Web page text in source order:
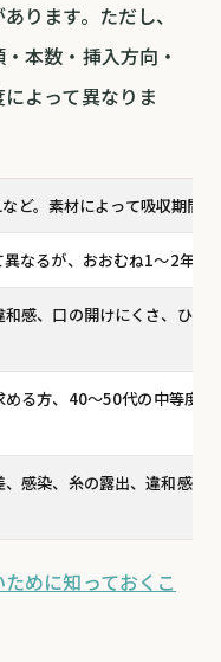
ります。ただし、
本数・挿入方向・
よって異なりま
ど。素材によって吸収期間
なるが、おおむね1〜2年程
和感、口の開けにくさ、ひき
める方、40〜50代の中等度
、感染、糸の露出、違和感な
めに知っておくこ